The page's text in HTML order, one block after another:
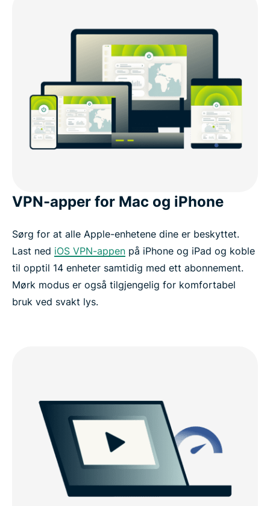
VPN-apper for Mac og iPhone
Sørg for at alle Apple-enhetene dine er beskyttet.
Last ned iOS VPN-appen på iPhone og iPad og koble
til opptil 14 enheter samtidig med ett abonnement.
Mørk modus er også tilgjengelig for komfortabel
bruk ved svakt lys.